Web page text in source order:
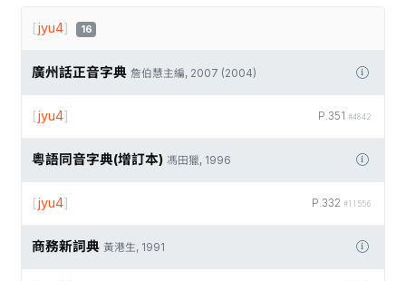
[jyu4] 16
廣州話正音字典 詹伯慧主編, 2007 (2004)
P.351 #4842
[jyu4]
粵語同音字典(增訂本) 馮田獵, 1996
P.332 #11556
[jyu4]
商務新詞典 黃港生, 1991